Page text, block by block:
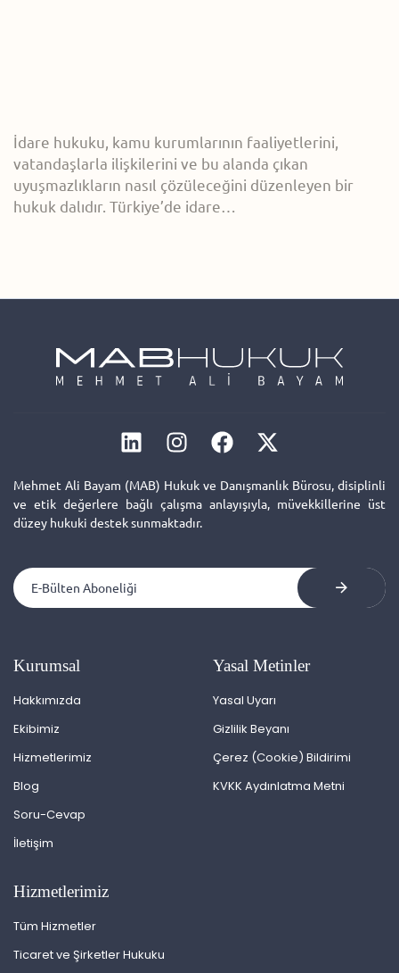
İdare hukuku, kamu kurumlarının faaliyetlerini,
vatandaşlarla ilişkilerini ve bu alanda çıkan
uyuşmazlıkların nasıl çözüleceğini düzenleyen bir
hukuk dalıdır. Türkiye’de idare…
Mehmet Ali Bayam (MAB) Hukuk ve Danışmanlık Bürosu, disiplinli
ve etik değerlere bağlı çalışma anlayışıyla, müvekkillerine üst
düzey hukuki destek sunmaktadır.
Kurumsal
Hakkımızda
Ekibimiz
Hizmetlerimiz
Blog
Soru-Cevap
İletişim
Yasal Metinler
Yasal Uyarı
Gizlilik Beyanı
Çerez (Cookie) Bildirimi
KVKK Aydınlatma Metni
Hizmetlerimiz
Tüm Hizmetler
Ticaret ve Şirketler Hukuku